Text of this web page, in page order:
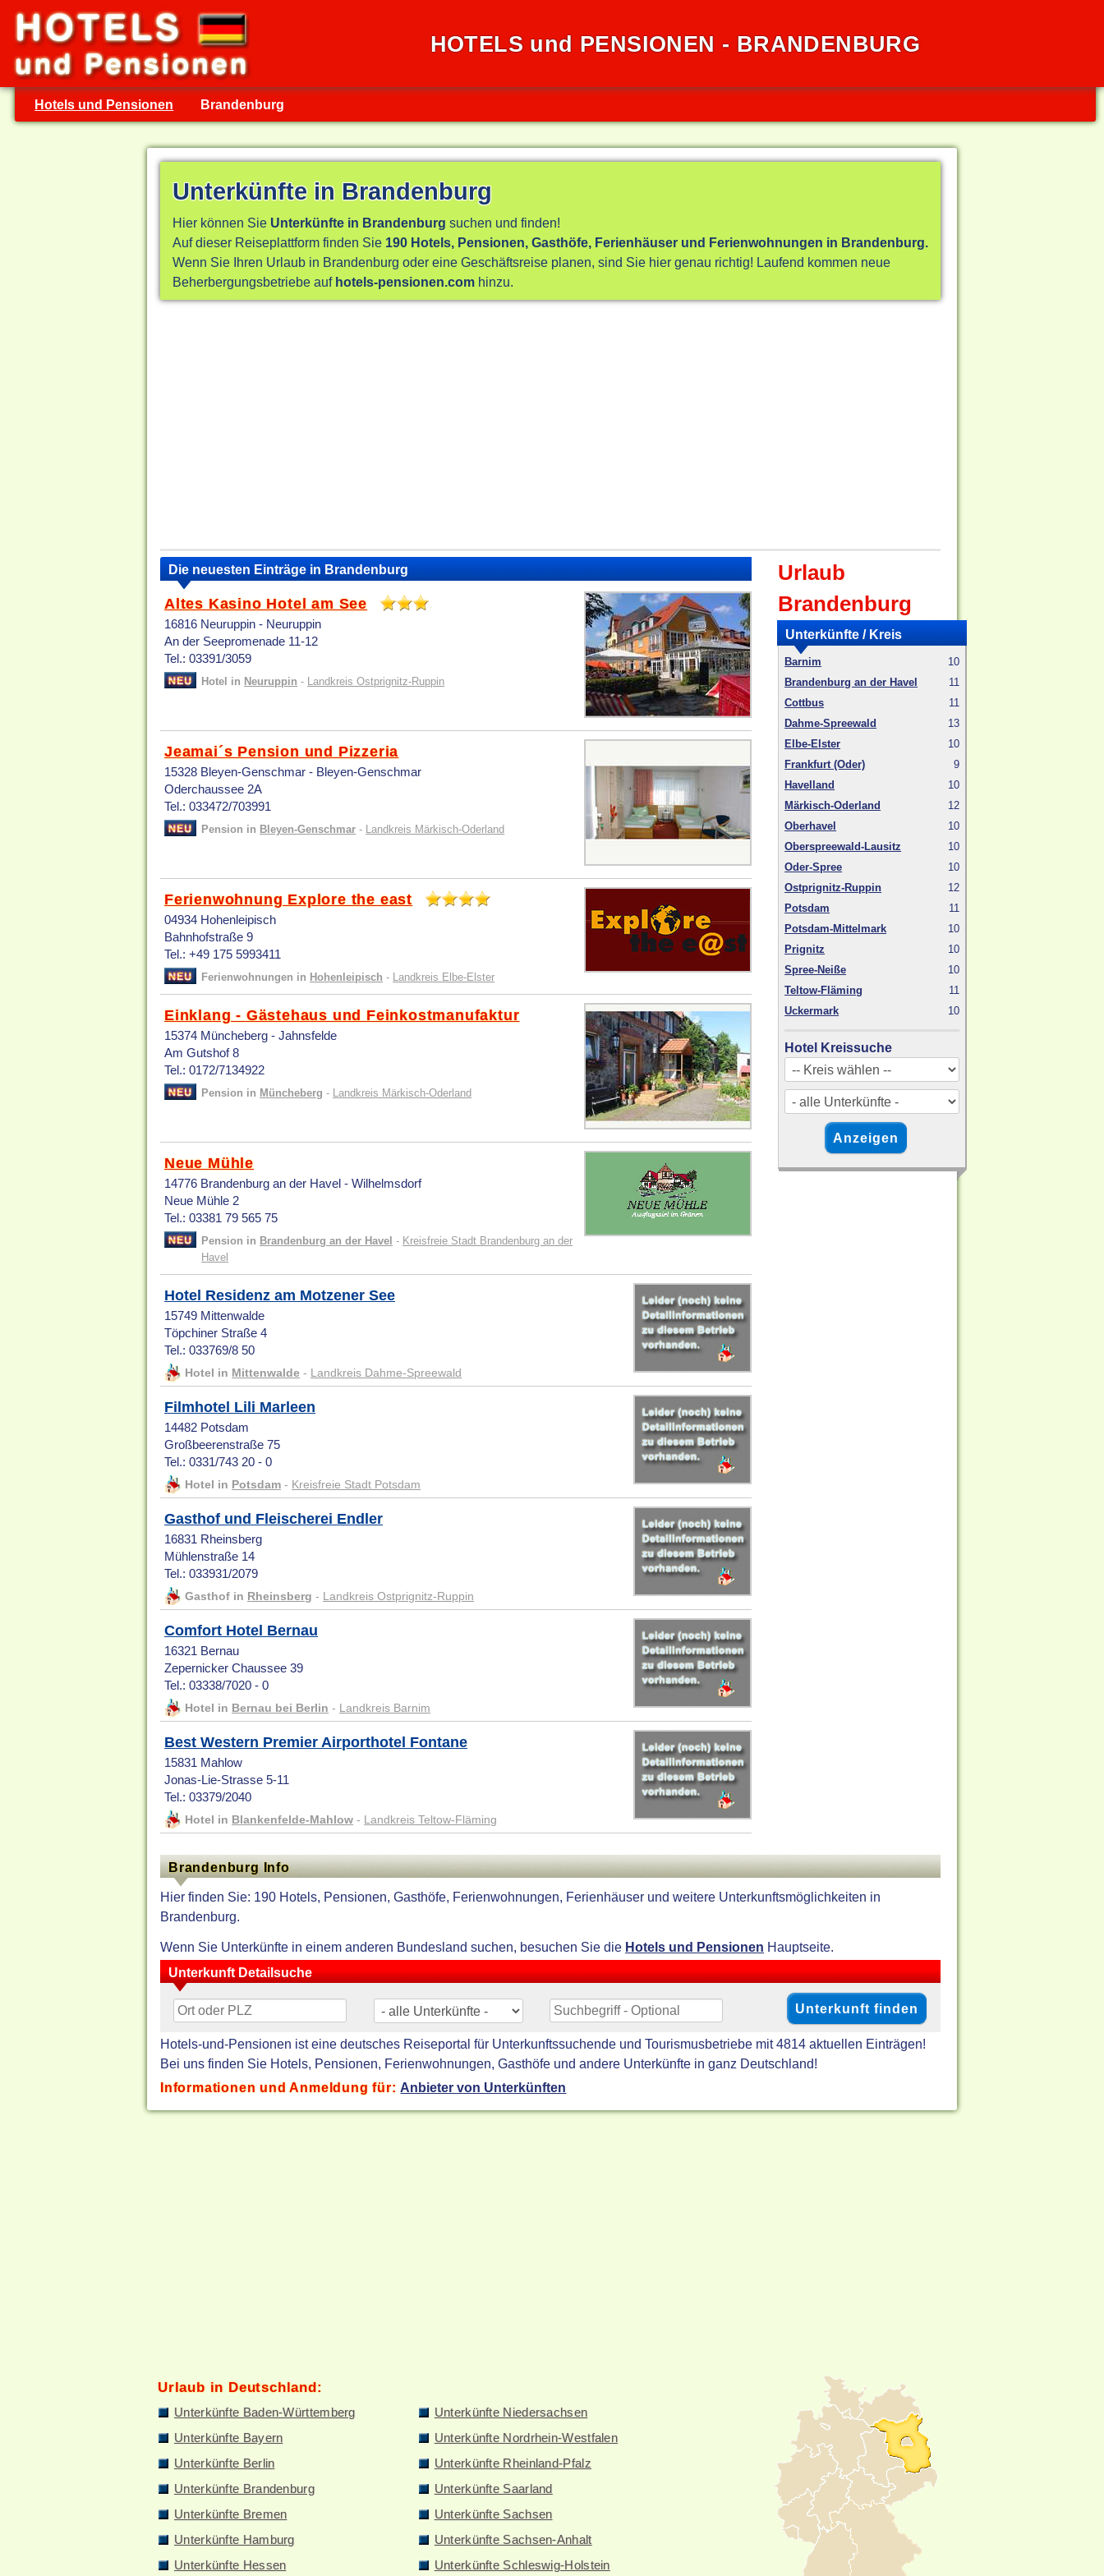
HOTELS und PENSIONEN - BRANDENBURG
Hotels und Pensionen Brandenburg
Unterkünfte in Brandenburg
Hier können Sie Unterkünfte in Brandenburg suchen und finden!
Auf dieser Reiseplattform finden Sie 190 Hotels, Pensionen, Gasthöfe, Ferienhäuser und Ferienwohnungen in Brandenburg.
Wenn Sie Ihren Urlaub in Brandenburg oder eine Geschäftsreise planen, sind Sie hier genau richtig! Laufend kommen neue
Beherbergungsbetriebe auf hotels-pensionen.com hinzu.
Die neuesten Einträge in Brandenburg
Altes Kasino Hotel am See
16816 Neuruppin - Neuruppin
An der Seepromenade 11-12
Tel.: 03391/3059
Hotel in Neuruppin - Landkreis Ostprignitz-Ruppin
Jeamai´s Pension und Pizzeria
15328 Bleyen-Genschmar - Bleyen-Genschmar
Oderchaussee 2A
Tel.: 033472/703991
Pension in Bleyen-Genschmar - Landkreis Märkisch-Oderland
Ferienwohnung Explore the east
04934 Hohenleipisch
Bahnhofstraße 9
Tel.: +49 175 5993411
Ferienwohnungen in Hohenleipisch - Landkreis Elbe-Elster
Einklang - Gästehaus und Feinkostmanufaktur
15374 Müncheberg - Jahnsfelde
Am Gutshof 8
Tel.: 0172/7134922
Pension in Müncheberg - Landkreis Märkisch-Oderland
Neue Mühle
14776 Brandenburg an der Havel - Wilhelmsdorf
Neue Mühle 2
Tel.: 03381 79 565 75
Pension in Brandenburg an der Havel - Kreisfreie Stadt Brandenburg an der
Havel
Hotel Residenz am Motzener See
15749 Mittenwalde
Töpchiner Straße 4
Tel.: 033769/8 50
Hotel in Mittenwalde - Landkreis Dahme-Spreewald
Filmhotel Lili Marleen
14482 Potsdam
Großbeerenstraße 75
Tel.: 0331/743 20 - 0
Hotel in Potsdam - Kreisfreie Stadt Potsdam
Gasthof und Fleischerei Endler
16831 Rheinsberg
Mühlenstraße 14
Tel.: 033931/2079
Gasthof in Rheinsberg - Landkreis Ostprignitz-Ruppin
Comfort Hotel Bernau
16321 Bernau
Zepernicker Chaussee 39
Tel.: 03338/7020 - 0
Hotel in Bernau bei Berlin - Landkreis Barnim
Best Western Premier Airporthotel Fontane
15831 Mahlow
Jonas-Lie-Strasse 5-11
Tel.: 03379/2040
Hotel in Blankenfelde-Mahlow - Landkreis Teltow-Fläming
Urlaub
Brandenburg
Unterkünfte / Kreis
Barnim
10
Brandenburg an der Havel
11
Cottbus
11
Dahme-Spreewald
13
Elbe-Elster
10
Frankfurt (Oder)
9
Havelland
10
Märkisch-Oderland
12
Oberhavel
10
Oberspreewald-Lausitz
10
Oder-Spree
10
Ostprignitz-Ruppin
12
Potsdam
11
Potsdam-Mittelmark
10
Prignitz
10
Spree-Neiße
10
Teltow-Fläming
11
Uckermark
10
Hotel Kreissuche
Brandenburg Info
Hier finden Sie: 190 Hotels, Pensionen, Gasthöfe, Ferienwohnungen, Ferienhäuser und weitere Unterkunftsmöglichkeiten in
Brandenburg.
Wenn Sie Unterkünfte in einem anderen Bundesland suchen, besuchen Sie die Hotels und Pensionen Hauptseite.
Unterkunft Detailsuche
Hotels-und-Pensionen ist eine deutsches Reiseportal für Unterkunftssuchende und Tourismusbetriebe mit 4814 aktuellen Einträgen!
Bei uns finden Sie Hotels, Pensionen, Ferienwohnungen, Gasthöfe und andere Unterkünfte in ganz Deutschland!
Informationen und Anmeldung für: Anbieter von Unterkünften
Urlaub in Deutschland:
Unterkünfte Baden-Württemberg
Unterkünfte Bayern
Unterkünfte Berlin
Unterkünfte Brandenburg
Unterkünfte Bremen
Unterkünfte Hamburg
Unterkünfte Hessen
Unterkünfte Niedersachsen
Unterkünfte Nordrhein-Westfalen
Unterkünfte Rheinland-Pfalz
Unterkünfte Saarland
Unterkünfte Sachsen
Unterkünfte Sachsen-Anhalt
Unterkünfte Schleswig-Holstein